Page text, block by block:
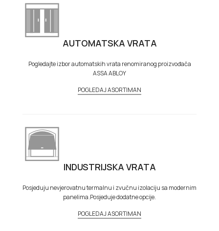
AUTOMATSKA VRATA
Pogledajte izbor automatskih vrata renomiranog proizvođača
ASSA ABLOY
POGLEDAJ ASORTIMAN
INDUSTRIJSKA VRATA
Posjeduju nevjerovatnu termalnu i zvučnu izolaciju sa modernim
panelima.Posjeduje dodatne opcije.
POGLEDAJ ASORTIMAN